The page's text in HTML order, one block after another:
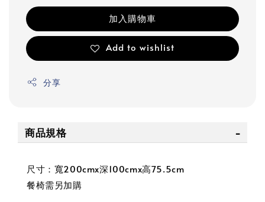
加入購物車
Add to wishlist
分享
商品規格
尺寸：寬200cmx深100cmx高75.5cm
餐椅需另加購